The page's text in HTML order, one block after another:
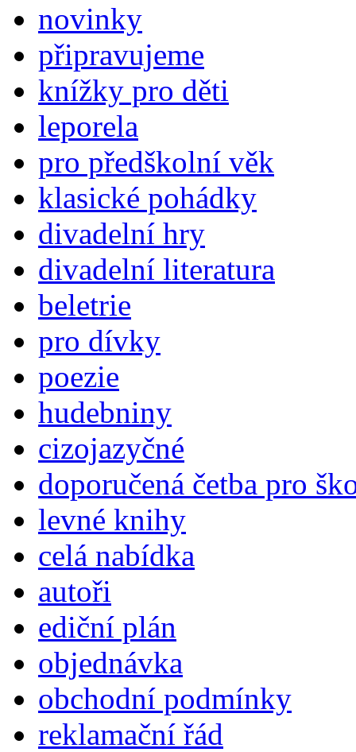
novinky
připravujeme
knížky pro děti
leporela
pro předškolní věk
klasické pohádky
divadelní hry
divadelní literatura
beletrie
pro dívky
poezie
hudebniny
cizojazyčné
doporučená četba pro
levné knihy
celá nabídka
autoři
ediční plán
objednávka
obchodní podmínky
reklamační řád